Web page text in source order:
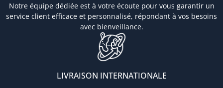
Notre équipe dédiée est à votre écoute pour vous garantir un
service client efficace et personnalisé, répondant à vos besoins
avec bienveillance.
LIVRAISON INTERNATIONALE